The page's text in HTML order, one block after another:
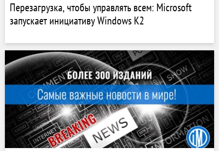
Перезагрузка, чтобы управлять всем: Microsoft
запускает инициативу Windows K2